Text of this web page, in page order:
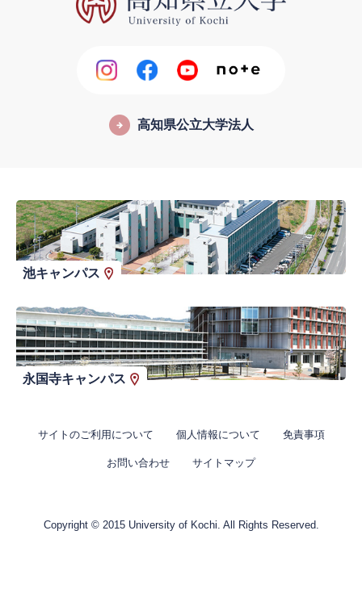
高知県公立大学法人
池キャンパス
永国寺キャンパス
サイトのご利用について 個人情報について 免責事項
お問い合わせ サイトマップ
Copyright © 2015 University of Kochi. All Rights Reserved.